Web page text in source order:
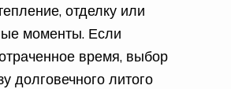
отделку или
моменты. Если
время, выбор
долговечного литого